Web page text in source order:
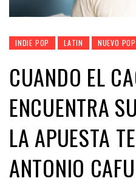
INDIE POP LATIN NUEVO POP
CUANDO EL
ENCUENTRA
LA APUESTA
ANTONIO